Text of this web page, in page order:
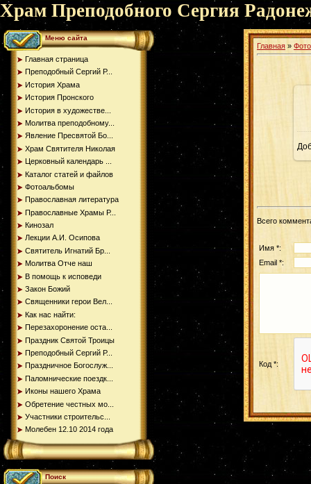
Храм Преподобного Сергия
Меню сайта
Главная страница
Преподобный Сергий Р...
История Храма
История Пронского
История в художестве...
Молитва преподобному...
Явление Пресвятой Бо...
Храм Святителя Николая
Церковный календарь ...
Каталог статей и файлов
Фотоальбомы
Православная литература
Православные Храмы Р...
Кинозал
Лекции А.И. Осипова
Святитель Игнатий Бр...
Молитва Отче наш
В помощь к исповеди
Закон Божий
Священники герои Вел...
Как нас найти:
Перезахоронение оста...
Праздник Святой Троицы
Преподобный Сергий Р...
Праздничное Богослуж...
Паломнические поездк...
Иконы нашего Храма
Обретение честных мо...
Участники строительс...
Молебен 12.10 2014 года
Поиск
Главная »
Всего
Имя *:
Email *:
Код *: